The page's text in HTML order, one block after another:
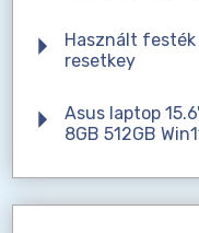
Használt
resetkey
Asus laptop
8GB 512GB